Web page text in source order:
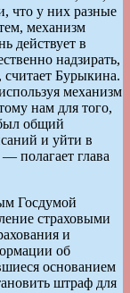
что у них разные
механизм
действует в
надзирать,
Бурыкина.
механизм
нам для того,
общий
и уйти в
полагает глава
Госдумой
страховыми
и
об
основанием
штраф для